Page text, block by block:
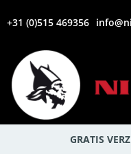
+31 (0)515 469356
GRATIS